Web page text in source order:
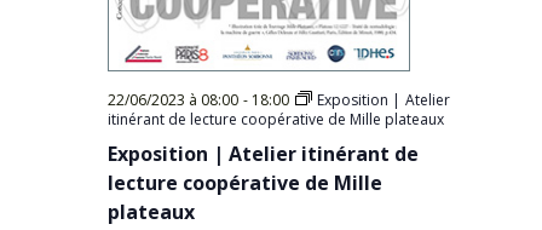
22/06/2023 à 08:00 - 18:00
Exposition | Atelier
itinérant de lecture coopérative de Mille plateaux
Exposition | Atelier itinérant de
lecture coopérative de Mille
plateaux